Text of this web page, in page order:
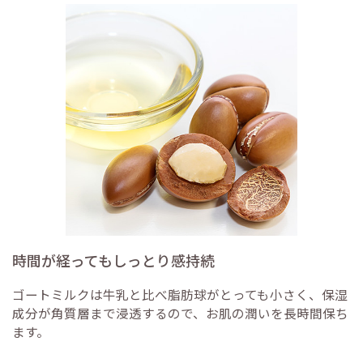
時間が経ってもしっとり感持続
ゴートミルクは牛乳と比べ脂肪球がとっても小さく、保湿
成分が角質層まで浸透するので、お肌の潤いを長時間保ち
ます。